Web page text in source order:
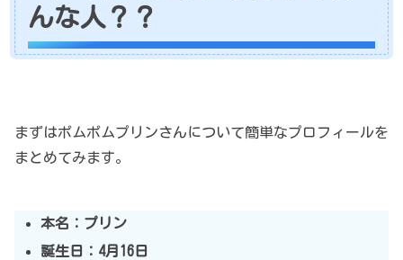
んな人？？
まずはポムポムプリンさんについて簡単なプロフィールを
まとめてみます。
本名： プリン
誕生日：4月16日